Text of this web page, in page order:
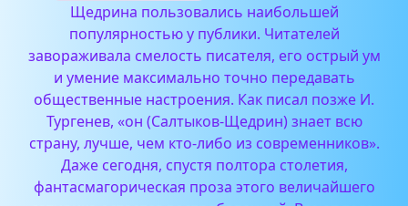
Щедрина пользовались наибольшей
популярностью у публики. Читателей
завораживала смелость писателя, его острый ум
и умение максимально точно передавать
общественные настроения. Как писал позже И.
Тургенев, «он (Салтыков-Щедрин) знает всю
страну, лучше, чем кто-либо из современников».
Даже сегодня, спустя полтора столетия,
фантасмагорическая проза этого величайшего